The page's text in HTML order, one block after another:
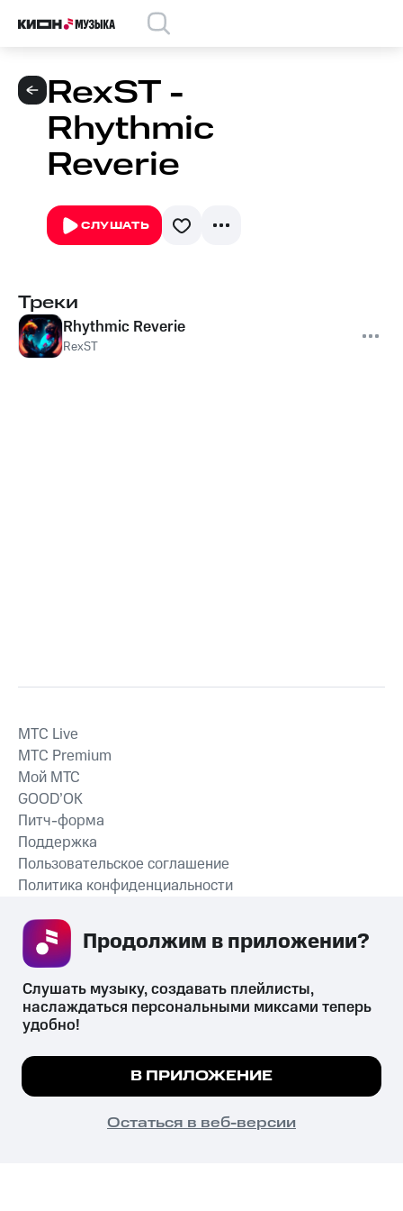
RexST -
Rhythmic
Reverie
СЛУШАТЬ
Треки
Rhythmic Reverie
RexST
СКАЧАТЬ ПРИЛОЖЕНИЕ
MTС Live
MTС Premium
Мой МТС
GOOD’OK
Питч-форма
Поддержка
Пользовательское соглашение
Политика конфиденциальности
психотропных веществ, их аналогов причиняет вред здоровью,
их незаконный оборот запрещён и влечёт установленную
законодательством ответственность.
© 2026 ООО «КИОН».
Все права защищены
Мы используем куки, чтобы на сайте все
Подробнее
ПОНЯТНО
Слушать музыку, создавать плейлисты,
наслаждаться персональными миксами теперь
удобно!
В ПРИЛОЖЕНИЕ
Остаться в веб-версии